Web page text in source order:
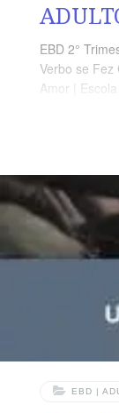
EBD 2°
Verbo se Fez
Amor |
vida reforça
com Deus.
caminho que
EBD |